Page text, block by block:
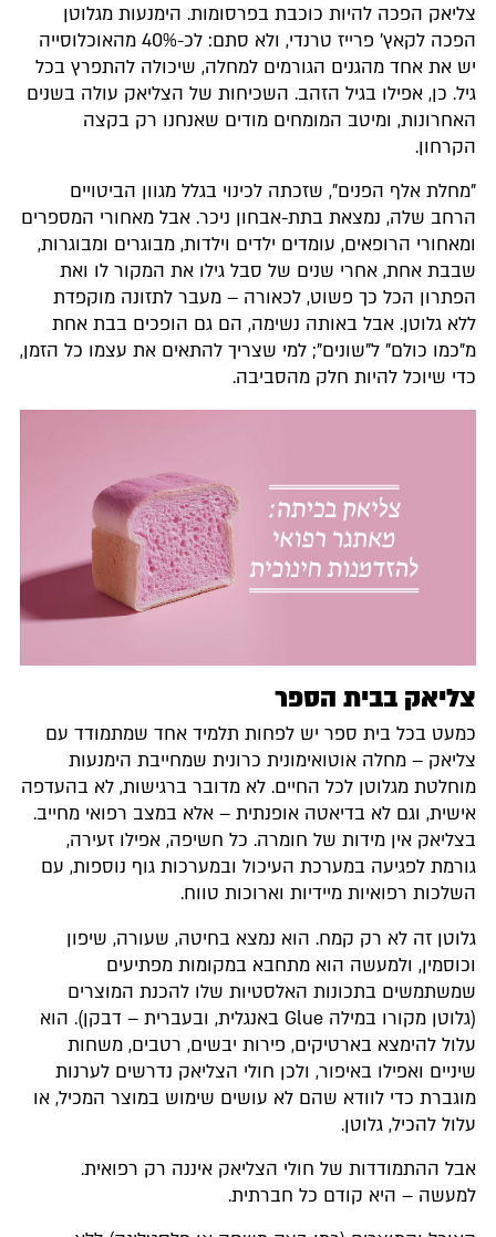
צליאק הפכה להיות כוכבת בפרסומות. הימנעות מגלוטן
הפכה לקאץ' פרייז טרנדי, ולא סתם: לכ-40% מהאוכלוסייה
יש את אחד מהגנים הגורמים למחלה, שיכולה להתפרץ בכל
גיל. כן, אפילו בגיל הזהב. השכיחות של הצליאק עולה בשנים
האחרונות, ומיטב המומחים מודים שאנחנו רק בקצה
הקרחון.
"מחלת אלף הפנים", שזכתה לכינוי בגלל מגוון הביטויים
הרחב שלה, נמצאת בתת-אבחון ניכר. אבל מאחורי המספרים
ומאחורי הרופאים, עומדים ילדים וילדות, מבוגרים ומבוגרות,
שבבת אחת, אחרי שנים של סבל גילו את המקור לו ואת
הפתרון הכל כך פשוט, לכאורה – מעבר לתזונה מוקפדת
ללא גלוטן. אבל באותה נשימה, הם גם הופכים בבת אחת
מ"כמו כולם" ל"שונים"; למי שצריך להתאים את עצמו כל הזמן,
כדי שיוכל להיות חלק מהסביבה.
צליאק בבית הספר
כמעט בכל בית ספר יש לפחות תלמיד אחד שמתמודד עם
צליאק – מחלה אוטואימונית כרונית שמחייבת הימנעות
מוחלטת מגלוטן לכל החיים. לא מדובר ברגישות, לא בהעדפה
אישית, וגם לא בדיאטה אופנתית – אלא במצב רפואי מחייב.
בצליאק אין מידות של חומרה. כל חשיפה, אפילו זעירה,
גורמת לפגיעה במערכת העיכול ובמערכות גוף נוספות, עם
השלכות רפואיות מיידיות וארוכות טווח.
גלוטן זה לא רק קמח. הוא נמצא בחיטה, שעורה, שיפון
וכוסמין, ולמעשה הוא מתחבא במקומות מפתיעים
שמשתמשים בתכונות האלסטיות שלו להכנת המוצרים
(גלוטן מקורו במילה Glue באנגלית, ובעברית – דבקן). הוא
עלול להימצא בארטיקים, פירות יבשים, רטבים, משחות
שיניים ואפילו באיפור, ולכן חולי הצליאק נדרשים לערנות
מוגברת כדי לוודא שהם לא עושים שימוש במוצר המכיל, או
עלול להכיל, גלוטן.
אבל ההתמודדות של חולי הצליאק איננה רק רפואית.
למעשה – היא קודם כל חברתית.